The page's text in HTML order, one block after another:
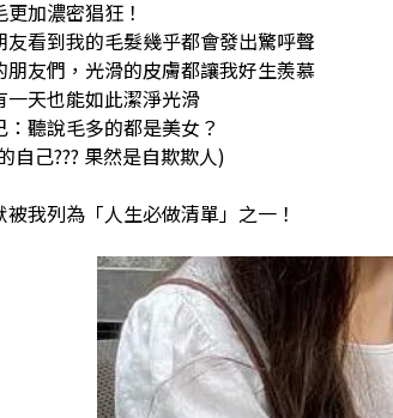
加濃密猖狂！
看到我的毛髮幾乎都會發出驚呼聲
朋友們，光滑的皮膚都讓我好生羨慕
一天也能如此潔淨光滑
聽說毛多的都是美女？
自己??? 果然是自欺欺人)
我列為「人生必做清單」之一！